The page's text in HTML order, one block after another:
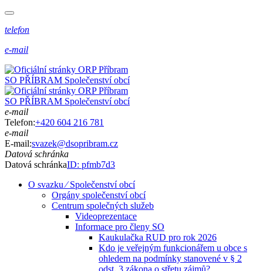
telefon
e-mail
SO PŘÍBRAM Společenství obcí
SO PŘÍBRAM Společenství obcí
e-mail
Telefon:+420 604 216 781
e-mail
E-mail:svazek@dsopribram.cz
Datová schránka
Datová schránkaID: pfmb7d3
O svazku ⁄ Společenství obcí
Orgány společenství obcí
Centrum společných služeb
Videoprezentace
Informace pro členy SO
Kaukulačka RUD pro rok 2026
Kdo je veřejným funkcionářem u obce s
ohledem na podmínky stanovené v § 2
odst. 3 zákona o střetu zájmů?